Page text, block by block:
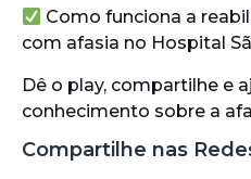
Como funciona a
com afasia no Hospital
Dê o play, compartilhe e
conhecimento sobre a
Compartilhe nas